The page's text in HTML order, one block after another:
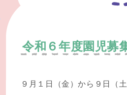
令和６年度園児募
９月１日（金）から９日（